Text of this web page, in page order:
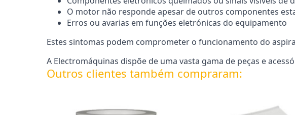
O motor não responde apesar de outros componentes
Erros ou avarias em funções eletrónicas do equipamento
Estes sintomas podem comprometer o funcionamento do
A Electromáquinas dispõe de uma vasta gama de peças e
Outros clientes também compraram: